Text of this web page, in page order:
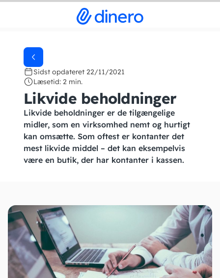
Sidst opdateret 22/11/2021
Læsetid: 2 min.
Likvide beholdninger
Likvide beholdninger er de tilgængelige
midler, som en virksomhed nemt og hurtigt
kan omsætte. Som oftest er kontanter det
mest likvide middel – det kan eksempelvis
være en butik, der har kontanter i kassen.